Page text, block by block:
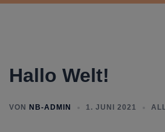
Hallo Welt!
VON NB-ADMIN 1. JUNI 2021